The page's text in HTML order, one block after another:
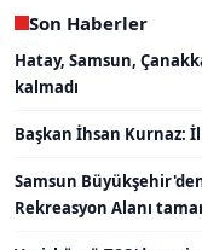
Son Haberler
Hatay, Samsun,
kalmadı
Başkan İhsan Kurnaz:
Samsun
Rekreasyon Alanı